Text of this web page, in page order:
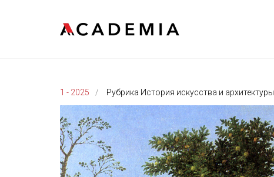
1 - 2025 Рубрика История искусства и архитектуры